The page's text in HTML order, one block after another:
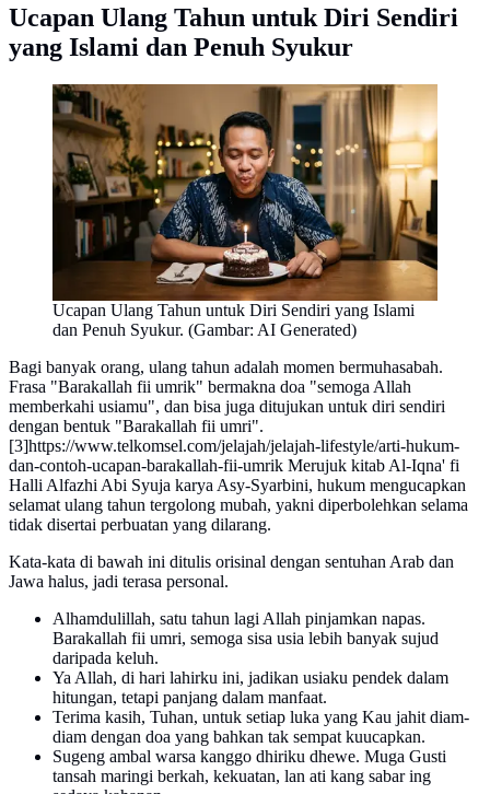
Ucapan Ulang Tahun untuk Diri Sendiri
yang Islami dan Penuh Syukur
Ucapan Ulang Tahun untuk Diri Sendiri yang Islami
dan Penuh Syukur. (Gambar: AI Generated)
Bagi banyak orang, ulang tahun adalah momen bermuhasabah.
Frasa "Barakallah fii umrik" bermakna doa "semoga Allah
memberkahi usiamu", dan bisa juga ditujukan untuk diri sendiri
dengan bentuk "Barakallah fii umri".
[3]https://www.telkomsel.com/jelajah/jelajah-lifestyle/arti-hukum-
dan-contoh-ucapan-barakallah-fii-umrik Merujuk kitab Al-Iqna' fi
Halli Alfazhi Abi Syuja karya Asy-Syarbini, hukum mengucapkan
selamat ulang tahun tergolong mubah, yakni diperbolehkan selama
tidak disertai perbuatan yang dilarang.
Kata-kata di bawah ini ditulis orisinal dengan sentuhan Arab dan
Jawa halus, jadi terasa personal.
Alhamdulillah, satu tahun lagi Allah pinjamkan napas.
Barakallah fii umri, semoga sisa usia lebih banyak sujud
daripada keluh.
Ya Allah, di hari lahirku ini, jadikan usiaku pendek dalam
hitungan, tetapi panjang dalam manfaat.
Terima kasih, Tuhan, untuk setiap luka yang Kau jahit diam-
diam dengan doa yang bahkan tak sempat kuucapkan.
Sugeng ambal warsa kanggo dhiriku dhewe. Muga Gusti
tansah maringi berkah, kekuatan, lan ati kang sabar ing